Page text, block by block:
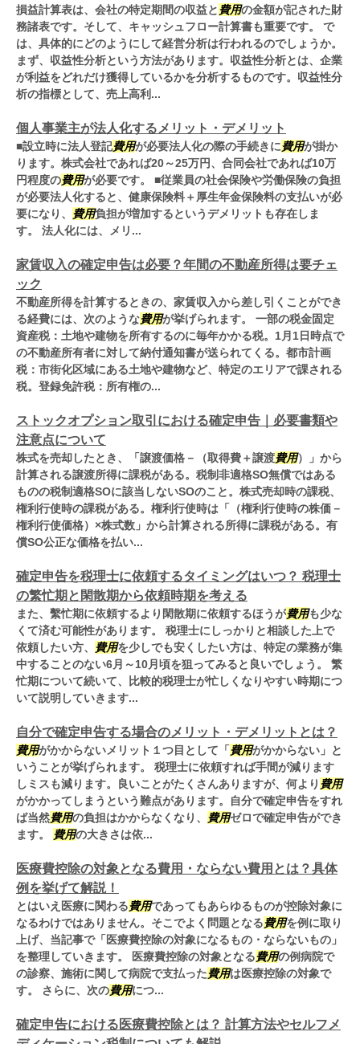
損益計算表は、会社の特定期間の収益と費用の金額が記された財
務諸表です。そして、キャッシュフロー計算書も重要です。 で
は、具体的にどのようにして経営分析は行われるのでしょうか。
まず、収益性分析という方法があります。収益性分析とは、企業
が利益をどれだけ獲得しているかを分析するものです。収益性分
析の指標として、売上高利...
個人事業主が法人化するメリット・デメリット
■設立時に法人登記費用が必要法人化の際の手続きに費用が掛か
ります。株式会社であれば20～25万円、合同会社であれば10万
円程度の費用が必要です。 ■従業員の社会保険や労働保険の負担
が必要法人化すると、健康保険料＋厚生年金保険料の支払いが必
要になり、 費用負担が増加するというデメリットも存在しま
す。 法人化には、メリ...
家賃収入の確定申告は必要？年間の不動産所得は要チェ
ック
不動産所得を計算するときの、家賃収入から差し引くことができ
る経費には、次のような費用が挙げられます。 一部の税金固定
資産税：土地や建物を所有するのに毎年かかる税。1月1日時点で
の不動産所有者に対して納付通知書が送られてくる。都市計画
税：市街化区域にある土地や建物など、特定のエリアで課される
税。登録免許税：所有権の...
ストックオプション取引における確定申告｜必要書類や
注意点について
株式を売却したとき、「譲渡価格－（取得費＋譲渡費用）」から
計算される譲渡所得に課税がある。税制非適格SO無償ではある
ものの税制適格SOに該当しないSOのこと。株式売却時の課税、
権利行使時の課税がある。権利行使時は「（権利行使時の株価－
権利行使価格）×株式数」から計算される所得に課税がある。有
償SO公正な価格を払い...
確定申告を税理士に依頼するタイミングはいつ？ 税理士
の繁忙期と閑散期から依頼時期を考える
また、繫忙期に依頼するより閑散期に依頼するほうが費用も少な
くて済む可能性があります。 税理士にしっかりと相談した上で
依頼したい方、 費用を少しでも安くしたい方は、特定の業務が集
中することのない6月～10月頃を狙ってみると良いでしょう。 繁
忙期について続いて、比較的税理士が忙しくなりやすい時期につ
いて説明していきます...
自分で確定申告する場合のメリット・デメリットとは？
費用がかからないメリット１つ目として「 費用がかからない」と
いうことが挙げられます。 税理士に依頼すれば手間が減ります
しミスも減ります。良いことがたくさんありますが、何より 費用
がかかってしまうという難点があります。自分で確定申告をすれ
ば当然費用の負担はかからなくなり、 費用ゼロで確定申告ができ
ます。 費用の大きさは依...
医療費控除の対象となる費用・ならない費用とは？具体
例を挙げて解説！
とはいえ医療に関わる費用であってもあらゆるものが控除対象に
なるわけではありません。そこでよく問題となる費用を例に取り
上げ、当記事で「医療費控除の対象になるもの・ならないもの」
を整理していきます。 医療費控除の対象となる費用の例病院で
の診察、施術に関して病院で支払った費用は医療控除の対象で
す。 さらに、次の費用につ...
確定申告における医療費控除とは？ 計算方法やセルフメ